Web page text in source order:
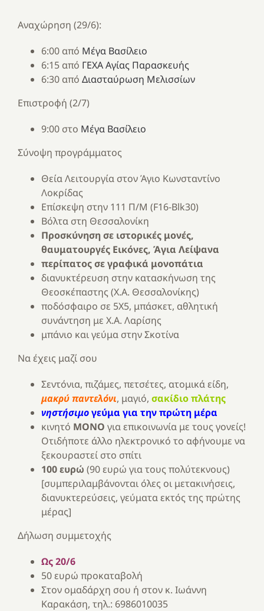
Αναχώρηση (29/6):
6:00 από Μέγα Βασίλειο
6:15 από ΓΕΧΑ Αγίας Παρασκευής
6:30 από Διασταύρωση Μελισσίων
Επιστροφή (2/7)
9:00 στο Μέγα Βασίλειο
Σύνοψη προγράμματος
Θεία Λειτουργία στον Άγιο Κωνσταντίνο
Λοκρίδας
Επίσκεψη στην 111 Π/Μ (F16-Blk30)
Βόλτα στη Θεσσαλονίκη
Προσκύνηση σε ιστορικές μονές,
θαυματουργές Εικόνες, Άγια Λείψανα
περίπατος σε γραφικά μονοπάτια
διανυκτέρευση στην κατασκήνωση της
Θεοσκέπαστης (Χ.Α. Θεσσαλονίκης)
ποδόσφαιρο σε 5Χ5, μπάσκετ, αθλητική
συνάντηση με Χ.Α. Λαρίσης
μπάνιο και γεύμα στην Σκοτίνα
Να έχεις μαζί σου
Σεντόνια, πιζάμες, πετσέτες, ατομικά είδη,
μακρύ παντελόνι, μαγιό, σακίδιο πλάτης
νηστήσιμογεύμα για την πρώτη μέρα
κινητό ΜΟΝΟ για επικοινωνία με τους γονείς!
Οτιδήποτε άλλο ηλεκτρονικό το αφήνουμε να
ξεκουραστεί στο σπίτι
100 ευρώ (90 ευρώ για τους πολύτεκνους)
[συμπεριλαμβάνονται όλες οι μετακινήσεις,
διανυκτερεύσεις, γεύματα εκτός της πρώτης
μέρας]
Δήλωση συμμετοχής
Ως 20/6
50 ευρώ προκαταβολή
Στον ομαδάρχη σου ή στον κ. Ιωάννη
Καρακάση, τηλ.: 6986010035